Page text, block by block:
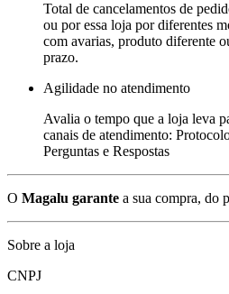
Total de cancelamentos de
ou por essa loja por diferentes
com avarias, produto diferente
prazo.
Agilidade no atendimento
Avalia o tempo que a loja leva
canais de atendimento:
Perguntas e Respostas
O Magalu garante a sua compra, do
Sobre a loja
CNPJ